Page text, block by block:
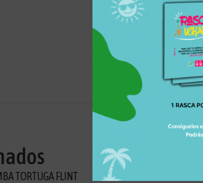
TORTUGA FLINT